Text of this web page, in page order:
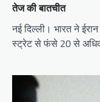
तेज की बातचीत
नई दिल्ली। भारत ने
स्ट्रेट से फंसे 20 से